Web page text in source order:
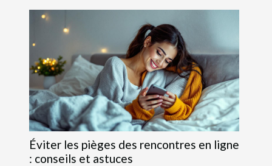
Éviter les pièges des rencontres en ligne
: conseils et astuces